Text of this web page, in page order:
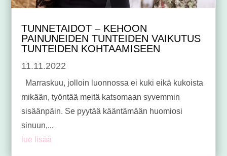
TUNNETAIDOT – KEHOON
PAINUNEIDEN TUNTEIDEN VAIKUTUS
TUNTEIDEN KOHTAAMISEEN
11.11.2022
Marraskuu, jolloin luonnossa ei kuki eikä kukoista
mikään, työntää meitä katsomaan syvemmin
sisäänpäin. Se pyytää kääntämään huomiosi
sinuun,...
lue lisää